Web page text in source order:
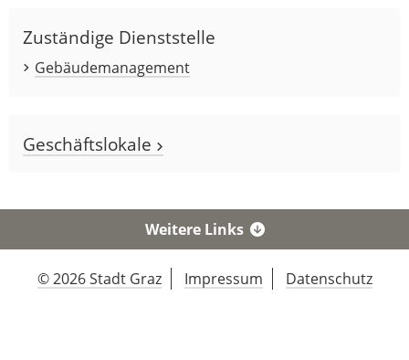
Zuständige Dienststelle
Gebäudemanagement
Geschäftslokale
Weitere Links
© 2026 Stadt Graz Impressum Datenschutz